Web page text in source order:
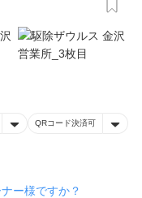
QRコード決済可
ー様ですか？